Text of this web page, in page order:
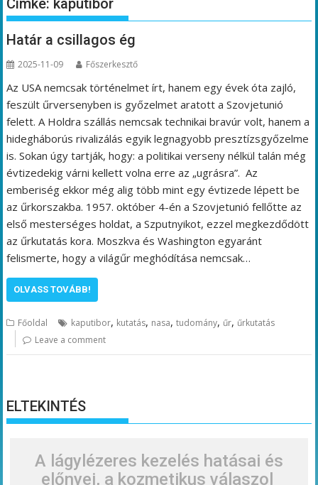
Címke: kaputibor
Határ a csillagos ég
2025-11-09 Főszerkesztő
Az USA nemcsak történelmet írt, hanem egy évek óta zajló,
feszült űrversenyben is győzelmet aratott a Szovjetunió
felett. A Holdra szállás nemcsak technikai bravúr volt, hanem a
hidegháborús rivalizálás egyik legnagyobb presztízsgyőzelme
is. Sokan úgy tartják, hogy: a politikai verseny nélkül talán még
évtizedekig várni kellett volna erre az „ugrásra”. Az
emberiség ekkor még alig több mint egy évtizede lépett be
az űrkorszakba. 1957. október 4-én a Szovjetunió fellőtte az
első mesterséges holdat, a Szputnyikot, ezzel megkezdődött
az űrkutatás kora. Moszkva és Washington egyaránt
felismerte, hogy a világűr meghódítása nemcsak…
OLVASS TOVÁBB!
Főoldal kaputibor, kutatás, nasa,tudomány, űr, űrkutatás
Leave a comment
ELTEKINTÉS
A lágylézeres kezelés hatásai és
előnyei, a kozmetikus válaszol